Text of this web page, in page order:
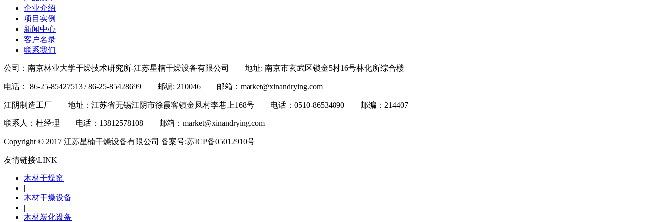
企业介绍
项目实例
新闻中心
客户名录
联系我们
公司：南京林业大学干燥技术研究所-江苏星楠干燥设备有限公司 地址: 南京市玄武区锁金5村16号林化所综合楼
电话： 86-25-85427513 / 86-25-85428699 邮编: 210046 邮箱：market@xinandrying.com
江阴制造工厂 地址：江苏省无锡江阴市徐霞客镇金凤村李巷上168号 电话：0510-86534890 邮编：214407
联系人：杜经理 电话：13812578108 邮箱：market@xinandrying.com
Copyright © 2017 江苏星楠干燥设备有限公司 备案号:苏ICP备05012910号
友情链接\LINK
木材干燥窑
|
木材干燥设备
|
木材炭化设备